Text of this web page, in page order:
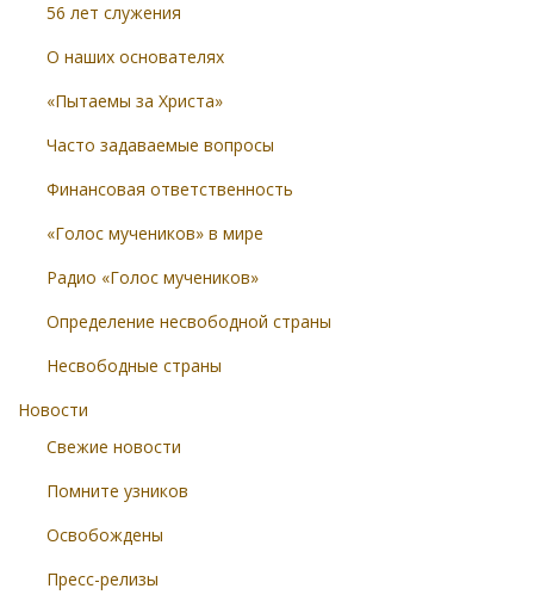
56 лет служения
О наших основателях
«Пытаемы за Христа»
Часто задаваемые вопросы
Финансовая ответственность
«Голос мучеников» в мире
Радио «Голос мучеников»
Определение несвободной страны
Несвободные страны
Новости
Свежие новости
Помните узников
Освобождены
Пресс-релизы